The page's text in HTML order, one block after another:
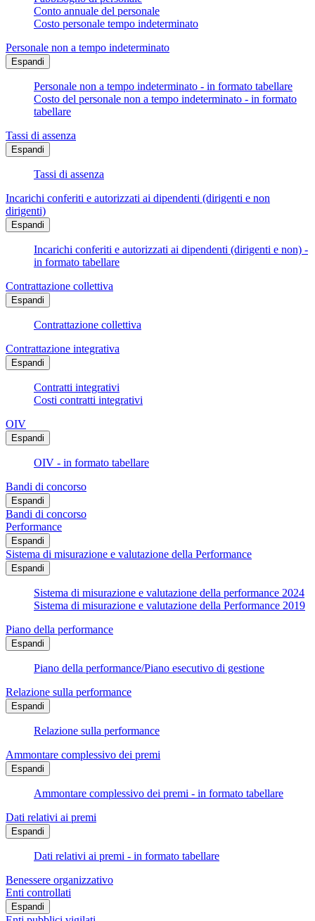
Conto annuale del personale
Costo personale tempo indeterminato
Personale non a tempo indeterminato
Espandi
Personale non a tempo indeterminato - in formato tabellare
Costo del personale non a tempo indeterminato - in formato
tabellare
Tassi di assenza
Espandi
Tassi di assenza
Incarichi conferiti e autorizzati ai dipendenti (dirigenti e non
dirigenti)
Espandi
Incarichi conferiti e autorizzati ai dipendenti (dirigenti e non) -
in formato tabellare
Contrattazione collettiva
Espandi
Contrattazione collettiva
Contrattazione integrativa
Espandi
Contratti integrativi
Costi contratti integrativi
OIV
Espandi
OIV - in formato tabellare
Bandi di concorso
Espandi
Bandi di concorso
Performance
Espandi
Sistema di misurazione e valutazione della Performance
Espandi
Sistema di misurazione e valutazione della performance 2024
Sistema di misurazione e valutazione della Performance 2019
Piano della performance
Espandi
Piano della performance/Piano esecutivo di gestione
Relazione sulla performance
Espandi
Relazione sulla performance
Ammontare complessivo dei premi
Espandi
Ammontare complessivo dei premi - in formato tabellare
Dati relativi ai premi
Espandi
Dati relativi ai premi - in formato tabellare
Benessere organizzativo
Enti controllati
Espandi